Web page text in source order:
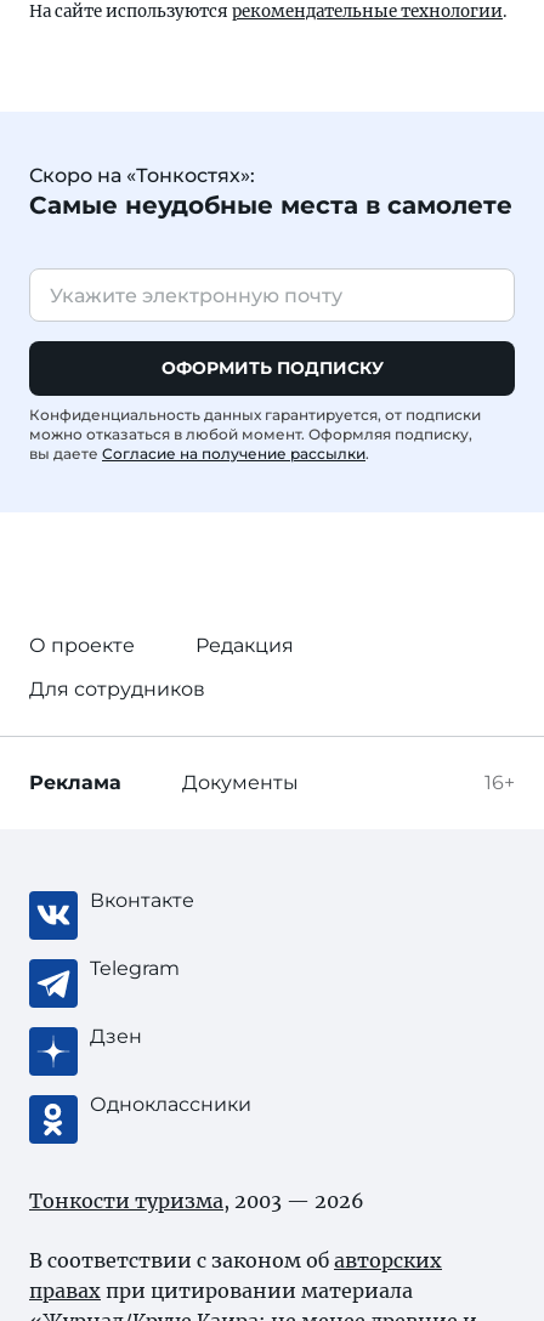
На сайте используются рекомендательные технологии.
Скоро на «Тонкостях»:
Самые неудобные места в самолете
ОФОРМИТЬ ПОДПИСКУ
Конфиденциальность данных гарантируется, от подписки
можно отказаться в любой момент. Оформляя подписку,
вы даете Согласие на получение рассылки.
О проекте
Редакция
Для сотрудников
16+
Реклама Документы
Вконтакте
Telegram
Дзен
Одноклассники
Тонкости туризма, 2003 — 2026
В соответствии с законом об авторских
правах при цитировании материала